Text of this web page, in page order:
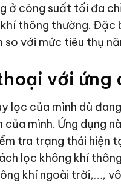
ở công suất tối đa
thông thường.
với mức tiêu thụ
với ứng
lọc của mình dù
mình. Ứng dụng
tra trạng thái hiện
lọc không khí
khí ngoài trời,…,